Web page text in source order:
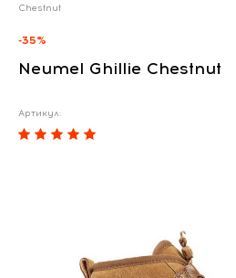
Chestnut
-35%
Neumel Ghillie Chestnut
Артикул: